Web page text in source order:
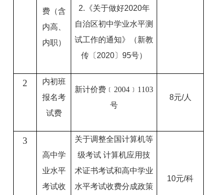
费（含
内高、
内职）
2.《关于做好2020年
自治区初中学业水平测
试工作的通知》（新教
传〔2020〕95号）
2
内初班
报名考
试费
新计价费 ﹝2004﹞1103
号
8元/人
3
高中学
业水平
考试收
关于调整全国计算机等
级考试 计算机应用技
术证书考试和高中学业
水平考试收费分成政策
10元/科